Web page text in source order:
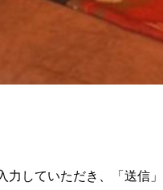
力していただき、「送信